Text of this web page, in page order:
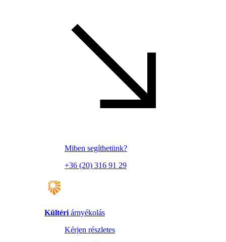
Miben segíthetünk?
+36 (20) 316 91 29
Kültéri árnyékolás
Kérjen részletes